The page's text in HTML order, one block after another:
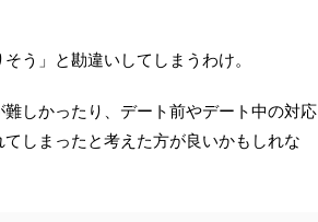
う」と勘違いしてしまうわけ。
しかったり、デート前やデート中の対応
しまったと考えた方が良いかもしれな